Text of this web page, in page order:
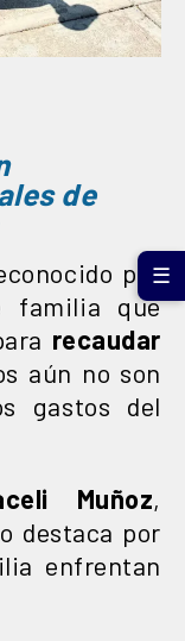
de
por
familia que
recaudar
aún no son
gastos del
Muñoz,
destaca por
enfrentan
☰